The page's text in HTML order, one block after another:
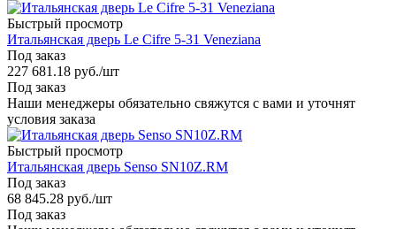
Быстрый просмотр
Итальянская дверь Le Cifre 5-31 Veneziana
Под заказ
227 681.18 руб./шт
Под заказ
Наши менеджеры обязательно свяжутся с вами и уточнят
условия заказа
Быстрый просмотр
Итальянская дверь Senso SN10Z.RM
Под заказ
68 845.28 руб./шт
Под заказ